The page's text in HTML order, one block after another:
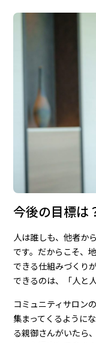
今後の目標は
人は誰しも、他者か
です。だからこそ、
できる仕組みづくり
できるのは、「人と
コミュニティサロン
集まってくるように
る親御さんがいたら